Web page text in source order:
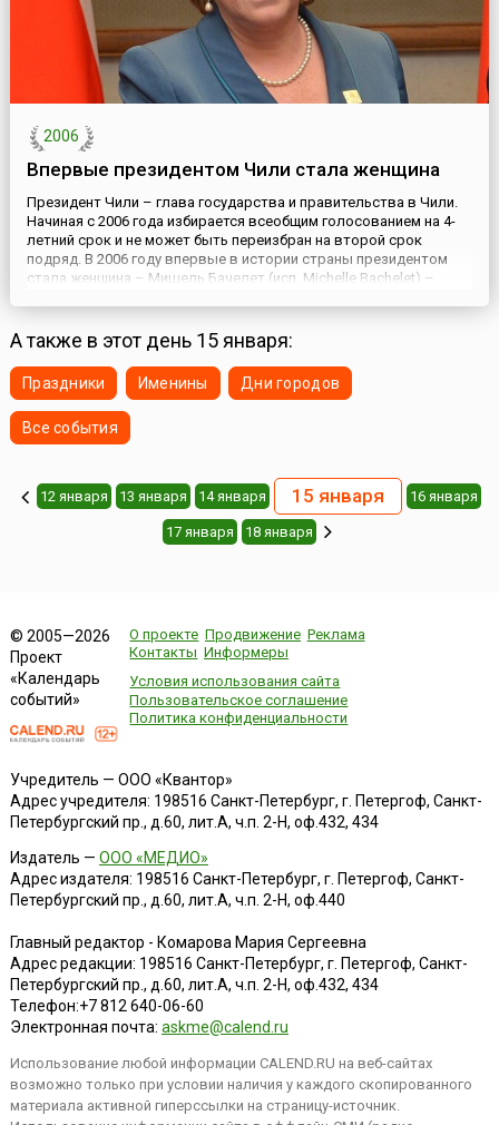
2006
Впервые президентом Чили стала женщина
Президент Чили – глава государства и правительства в Чили.
Начиная с 2006 года избирается всеобщим голосованием на 4-
летний срок и не может быть переизбран на второй срок
подряд. В 2006 году впервые в истории страны президентом
стала женщина – Мишель Бачелет (исп. Michelle Bachelet) –
А также в этот день 15 января:
Праздники Именины Дни городов
Все события
12 января 13 января 14 января 15 января 16 января
17 января 18 января
© 2005—2026
Проект
«Календарь
событий»
О проекте Продвижение Реклама
Контакты Информеры
Условия использования сайта
Пользовательское соглашение
Политика конфиденциальности
Учредитель — ООО «Квантор»
Адрес учредителя: 198516 Санкт-Петербург, г. Петергоф, Санкт-
Петербургский пр., д.60, лит.А, ч.п. 2-Н, оф.432, 434
Издатель — ООО «МЕДИО»
Адрес издателя: 198516 Санкт-Петербург, г. Петергоф, Санкт-
Петербургский пр., д.60, лит.А, ч.п. 2-Н, оф.440
Главный редактор - Комарова Мария Сергеевна
Адрес редакции: 198516 Санкт-Петербург, г. Петергоф, Санкт-
Петербургский пр., д.60, лит.А, ч.п. 2-Н, оф.432, 434
Телефон:+7 812 640-06-60
Электронная почта: askme@calend.ru
Использование любой информации CALEND.RU на веб-сайтах
возможно только при условии наличия у каждого скопированного
материала активной гиперссылки на страницу-источник.